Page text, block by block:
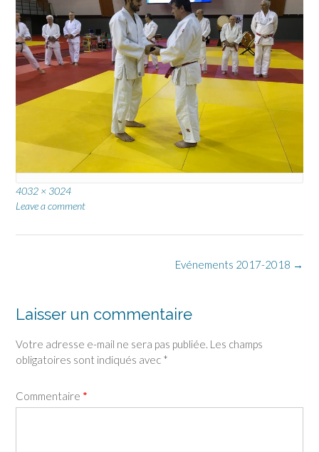
Full
size
4032 × 3024
Leave a comment
Evénements 2017-2018 →
Laisser un commentaire
Votre adresse e-mail ne sera pas publiée. Les champs
obligatoires sont indiqués avec *
Commentaire *